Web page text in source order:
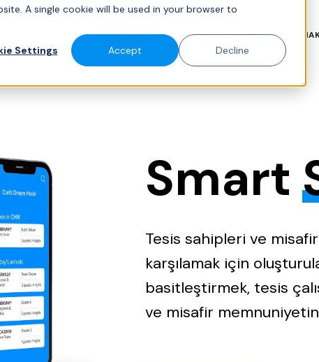
A single cookie will be used in your browser to
Settings
Accept Decline
MÜŞTERILERIMIZ FIYATLANDIRMA
Smart
Tesis sahipleri ve
karşılamak için
basitleştirmek, tesis
ve misafir